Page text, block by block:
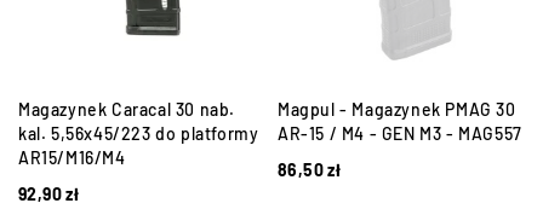
Magazynek Caracal 30 nab.
kal. 5,56x45/223 do platformy
AR15/M16/M4
92,90zł
Magpul - Magazynek PMAG 30
AR-15 / M4 - GEN M3 - MAG557
86,50zł